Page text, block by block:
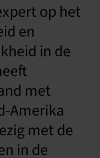
op het
en
in de
met
Amerika
met de
in de